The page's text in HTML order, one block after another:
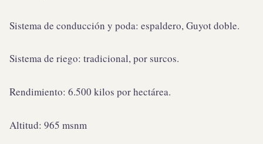
Sistema de conducción y poda: espaldero, Guyot doble.
Sistema de riego: tradicional, por surcos.
Rendimiento: 6.500 kilos por hectárea.
Altitud: 965 msnm